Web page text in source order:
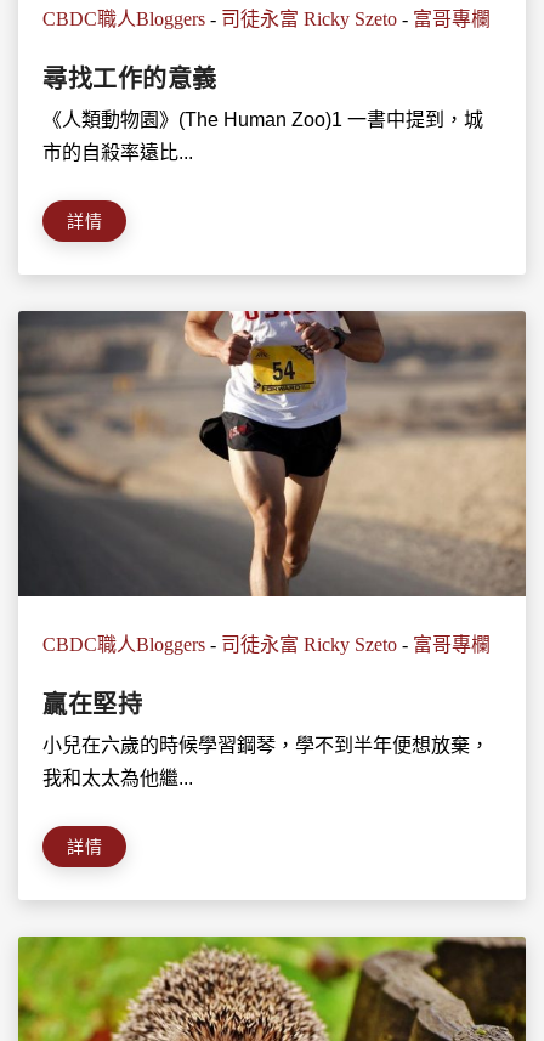
CBDC職人Bloggers - 司徒永富 Ricky Szeto - 富哥專欄
尋找工作的意義
《人類動物園》(The Human Zoo)1 一書中提到，城
市的自殺率遠比...
詳情
CBDC職人Bloggers - 司徒永富 Ricky Szeto - 富哥專欄
贏在堅持
小兒在六歲的時候學習鋼琴，學不到半年便想放棄，
我和太太為他繼...
詳情